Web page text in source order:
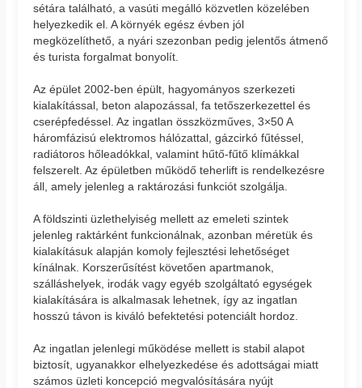
sétára található, a vasúti megálló közvetlen közelében
helyezkedik el. A környék egész évben jól
megközelíthető, a nyári szezonban pedig jelentős átmenő
és turista forgalmat bonyolít.
Az épület 2002-ben épült, hagyományos szerkezeti
kialakítással, beton alapozással, fa tetőszerkezettel és
cserépfedéssel. Az ingatlan összközműves, 3×50 A
háromfázisú elektromos hálózattal, gázcirkó fűtéssel,
radiátoros hőleadókkal, valamint hűtő-fűtő klímákkal
felszerelt. Az épületben működő teherlift is rendelkezésre
áll, amely jelenleg a raktározási funkciót szolgálja.
A földszinti üzlethelyiség mellett az emeleti szintek
jelenleg raktárként funkcionálnak, azonban méretük és
kialakításuk alapján komoly fejlesztési lehetőséget
kínálnak. Korszerűsítést követően apartmanok,
szálláshelyek, irodák vagy egyéb szolgáltató egységek
kialakítására is alkalmasak lehetnek, így az ingatlan
hosszú távon is kiváló befektetési potenciált hordoz.
Az ingatlan jelenlegi működése mellett is stabil alapot
biztosít, ugyanakkor elhelyezkedése és adottságai miatt
számos üzleti koncepció megvalósítására nyújt